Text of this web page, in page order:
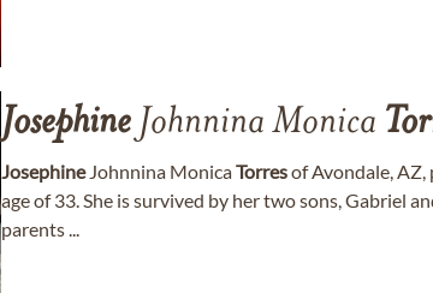
Josephine Johnnina Monica
JosephineJohnnina MonicaTorresof Avondale, AZ,
age of 33. She is survived by her two sons, Gabriel
parents ...